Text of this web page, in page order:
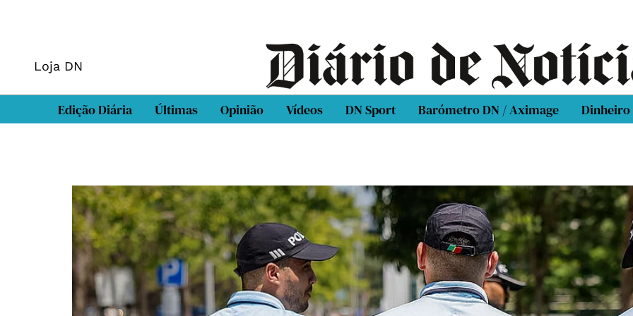
Loja DN
Edição Diária Últimas Opinião Vídeos DN Sport Barómetro DN / Aximage Dinheiro